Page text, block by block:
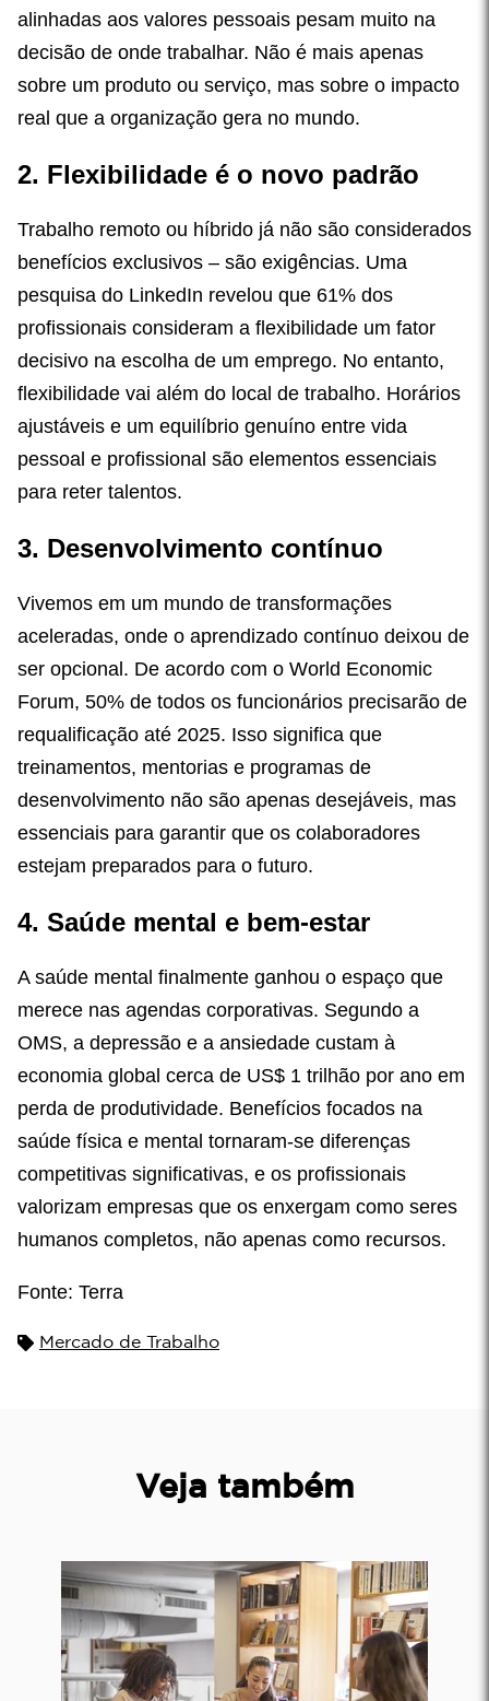
alinhadas aos valores pessoais pesam muito na
decisão de onde trabalhar. Não é mais apenas
sobre um produto ou serviço, mas sobre o impacto
real que a organização gera no mundo.
2. Flexibilidade é o novo padrão
Trabalho remoto ou híbrido já não são considerados
benefícios exclusivos – são exigências. Uma
pesquisa do LinkedIn revelou que 61% dos
profissionais consideram a flexibilidade um fator
decisivo na escolha de um emprego. No entanto,
flexibilidade vai além do local de trabalho. Horários
ajustáveis e um equilíbrio genuíno entre vida
pessoal e profissional são elementos essenciais
para reter talentos.
3. Desenvolvimento contínuo
Vivemos em um mundo de transformações
aceleradas, onde o aprendizado contínuo deixou de
ser opcional. De acordo com o World Economic
Forum, 50% de todos os funcionários precisarão de
requalificação até 2025. Isso significa que
treinamentos, mentorias e programas de
desenvolvimento não são apenas desejáveis, mas
essenciais para garantir que os colaboradores
estejam preparados para o futuro.
4. Saúde mental e bem-estar
A saúde mental finalmente ganhou o espaço que
merece nas agendas corporativas. Segundo a
OMS, a depressão e a ansiedade custam à
economia global cerca de US$ 1 trilhão por ano em
perda de produtividade. Benefícios focados na
saúde física e mental tornaram-se diferenças
competitivas significativas, e os profissionais
valorizam empresas que os enxergam como seres
humanos completos, não apenas como recursos.
Fonte: Terra
Mercado de Trabalho
Veja também